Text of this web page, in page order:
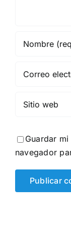
Guardar
navegador